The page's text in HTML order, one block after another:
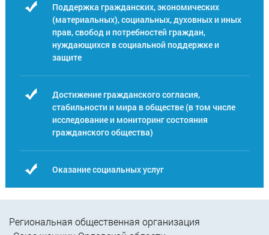
Поддержка гражданских, экономических
(материальных), социальных, духовных и иных
прав, свобод и потребностей граждан,
нуждающихся в социальной поддержке и
защите
Достижение гражданского согласия,
стабильности и мира в обществе (в том числе
исследование и мониторинг состояния
гражданского общества)
Оказание социальных услуг
Региональная общественная организация